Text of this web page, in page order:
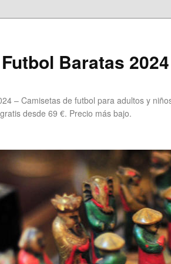
Baratas
– Camisetas de futbol para adultos y
desde 69 €. Precio más bajo.